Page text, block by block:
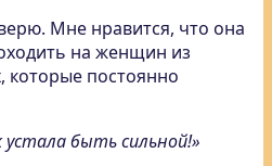
Мне нравится, что она
на женщин из
которые постоянно
устала быть сильной!»